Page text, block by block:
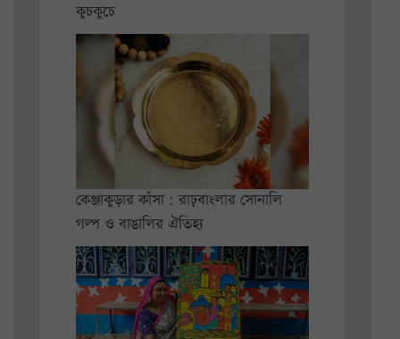
কুচকুচে
কেঞ্জাকুড়ার কাঁসা : রাঢ়বাংলার সোনালি
গল্প ও বাঙালির ঐতিহ্য